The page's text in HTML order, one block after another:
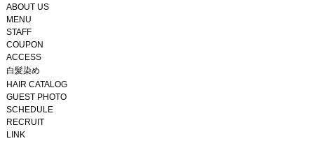
ABOUT US
MENU
STAFF
COUPON
ACCESS
白髪染め
HAIR CATALOG
GUEST PHOTO
SCHEDULE
RECRUIT
LINK